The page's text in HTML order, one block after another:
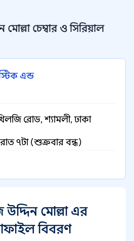
চেম্বার ও সিরিয়াল
এন্ড
রোড, শ্যামলী, ঢাকা
৭টা (শুক্রবার বন্ধ)
উদ্দিন মোল্লা এর
বিবরণ